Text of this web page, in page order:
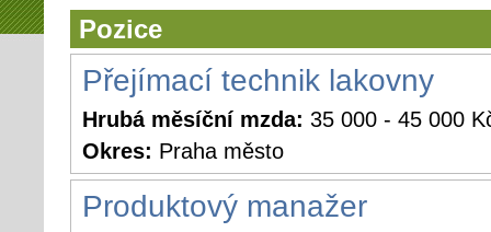
Pozice
Přejímací technik lakovny
Hrubá měsíční mzda: 35 000 - 45 000
Okres: Praha město
Produktový manažer